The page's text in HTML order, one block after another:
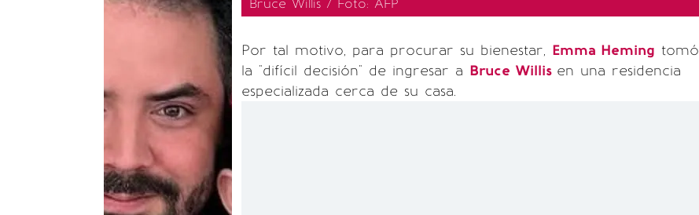
Bruce Willis / Foto: AFP
Por tal motivo, para procurar su bienestar, Emma Heming tomó
la "difícil decisión" de ingresar a Bruce Willis en una residencia
especializada cerca de su casa.